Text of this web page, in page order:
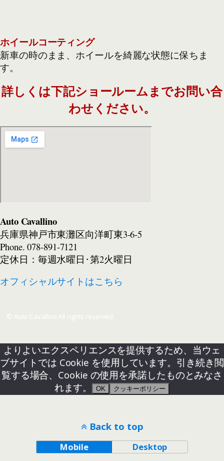
ホイールコーティング
新車の時のまま、ホイールを綺麗な状態に保ちま
す。
詳しくは下記ショールームまでお問い合
わせください。
Auto Cavallino
兵庫県神戸市東灘区向洋町東3-6-5
Phone.078-891-7121
定休日：毎週水曜日･第2火曜日
オフィシャルサイトはこちら
© Auto Cavallino All rights reserved.
よりよいエクスペリエンスを提供するため、当ウェ
ブサイトでは Cookie を使用しています。引き続き閲
覧する場合、Cookie の使用を承諾したものとみなさ
れます。 OK クッキーポリシー
Back to top
Mobile Desktop